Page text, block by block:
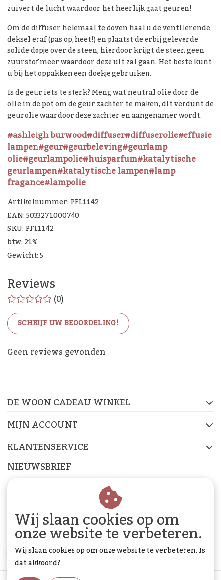
zuivert de lucht waardoor het heerlijk gaat geuren!
Om de diffuser helemaal te doven haal u de ventilerende
deksel eraf (pas op, heet!) en plaatst de erbij geleverde
solide dopje over de steen, hierdoor krijgt de steen geen
zuurstof meer waardoor deze uit zal gaan. Het beste kunt
u bij het oppakken een doekje gebruiken.
Is de geur iets te sterk? Meng wat neutral olie door de
olie in de pot om de geur zachter te maken, dit verdunt de
geurolie waardoor deze zachter en aangenamer wordt.
#ashleigh burwood#diffuser#diffuserolie#effusie
lampen#geur#geurbeleving#geurlamp
olie#geurlampolie#huisparfum#katalytische
geurlampen#katalytische lampen#lamp
fragance#lampolie
Artikelnummer: PFL1142
EAN: 5033271000740
SKU: PFL1142
btw: 21%
Gewicht: 5
Reviews
(0)
SCHRIJF UW BEOORDELING!
Geen reviews gevonden
De Woon Cadeau Winkel
DE WOON CADEAU WINKEL
MIJN ACCOUNT
KLANTENSERVICE
NIEUWSBRIEF
Abonneer je op onze nieuwsbrief om op de hoogte te
ABONNEER
Wij slaan cookies op om
onze website te verbeteren.
Wij slaan cookies op om onze website te verbeteren. Is
dat akkoord?